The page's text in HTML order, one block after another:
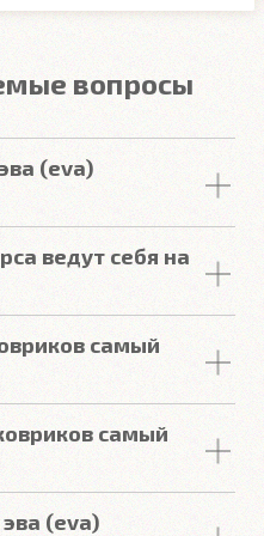
вопросы
(eva)
синий,
Тёмно-
Тёмно-Зелёный,
ведут себя на
самый
цвет -
самый
(eva)